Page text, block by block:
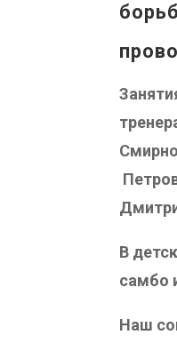
В
самбо
Наш